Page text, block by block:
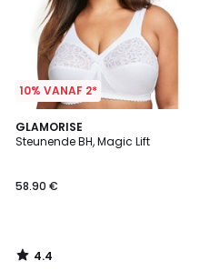
10% VANAF 2*
GLAMORISE
Steunende BH, Magic Lift
58.90 €
4.4
/ 5
4.4
/